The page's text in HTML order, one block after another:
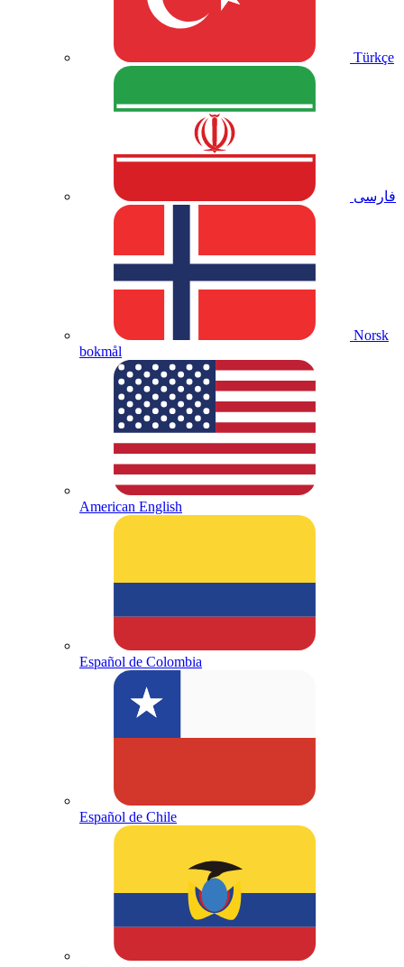
Türkçe
فارسی
Norsk
bokmål
American English
Español de Colombia
Español de Chile